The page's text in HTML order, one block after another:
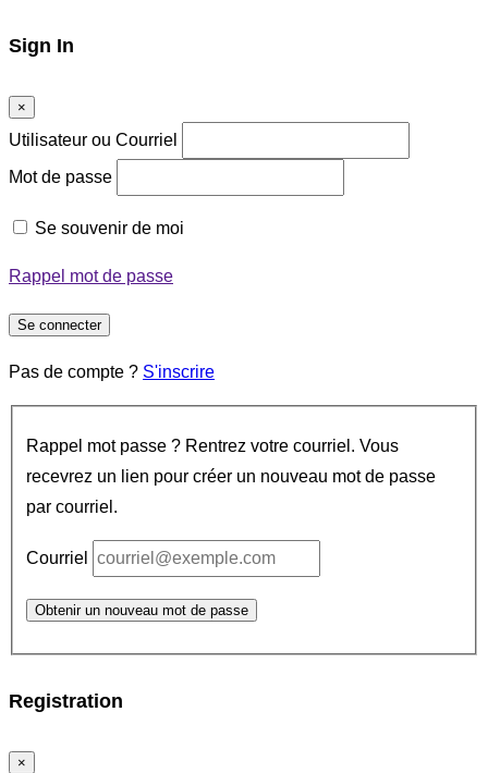
Sign In
×
Utilisateur ou Courriel
Mot de passe
Se souvenir de moi
Rappel mot de passe
Se connecter
Pas de compte ? S'inscrire
Rappel mot passe ? Rentrez votre courriel. Vous
recevrez un lien pour créer un nouveau mot de passe
par courriel.
Courriel
Obtenir un nouveau mot de passe
Registration
×